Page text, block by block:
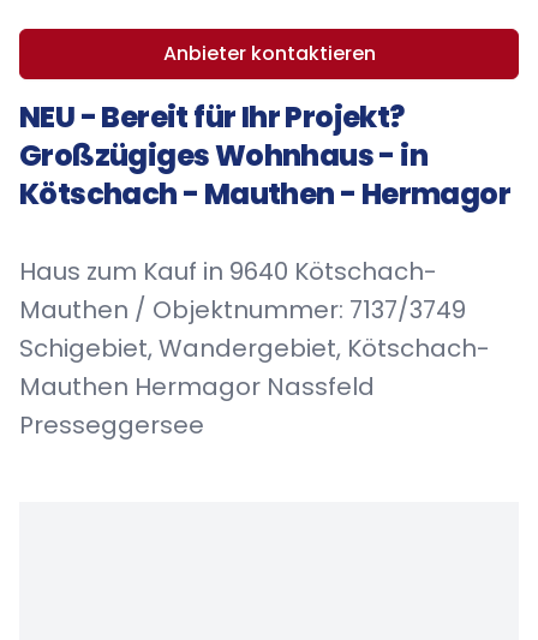
Anbieter kontaktieren
NEU - Bereit für Ihr Projekt?
Großzügiges Wohnhaus - in
Kötschach - Mauthen - Hermagor
Haus zum Kauf in 9640 Kötschach-
Mauthen / Objektnummer: 7137/3749
Schigebiet, Wandergebiet, Kötschach-
Mauthen Hermagor Nassfeld
Presseggersee